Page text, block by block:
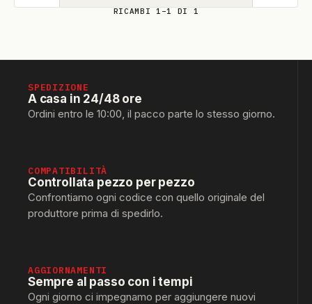
RICAMBI 1–1 DI 1
SPEDIZIONE
A casa in 24/48 ore
Ordini entro le 10:00, il pacco parte lo stesso giorno.
COMPATIBILITÀ
Controllata pezzo per pezzo
Confrontiamo ogni codice con quello originale del
produttore prima di spedirlo.
AGGIORNAMENTI
Sempre al passo con i tempi
Ogni giorno ci impegnamo per aggiungere nuovi